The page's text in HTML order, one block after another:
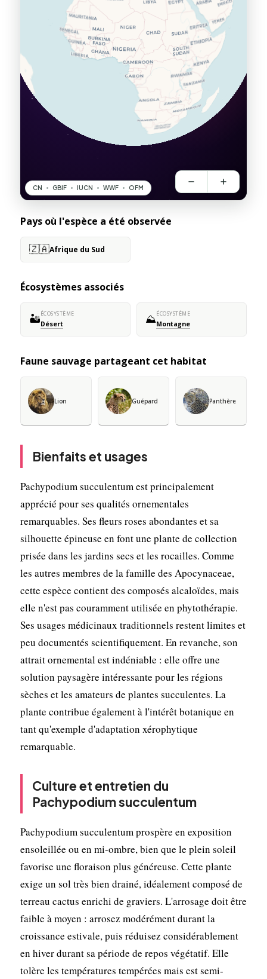
Pays où l'espèce a été observée
🇿🇦Afrique du Sud
Écosystèmes associés
🏜️ÉCOSYSTÈME
Désert ⛰️ÉCOSYSTÈME
Montagne
Faune sauvage partageant cet habitat
Lion Guépard Panthère
Bienfaits et usages
Pachypodium succulentum est principalement
apprécié pour ses qualités ornementales
remarquables. Ses fleurs roses abondantes et sa
silhouette épineuse en font une plante de collection
prisée dans les jardins secs et les rocailles. Comme
les autres membres de la famille des Apocynaceae,
cette espèce contient des composés alcaloïdes, mais
elle n'est pas couramment utilisée en phytothérapie.
Ses usages médicinaux traditionnels restent limites et
peu documentés scientifiquement. En revanche, son
attrait ornemental est indéniable : elle offre une
solution paysagère intéressante pour les régions
sèches et les amateurs de plantes succulentes. La
plante contribue également à l'intérêt botanique en
tant qu'exemple d'adaptation xérophytique
remarquable.
Culture et entretien du
Pachypodium succulentum
Pachypodium succulentum prospère en exposition
ensoleillée ou en mi-ombre, bien que le plein soleil
favorise une floraison plus généreuse. Cette plante
exige un sol très bien drainé, idéalement composé de
terreau cactus enrichi de graviers. L'arrosage doit être
faible à moyen : arrosez modérément durant la
croissance estivale, puis réduisez considérablement
en hiver durant sa période de repos végétatif. Elle
tolère les températures tempérées mais est semi-